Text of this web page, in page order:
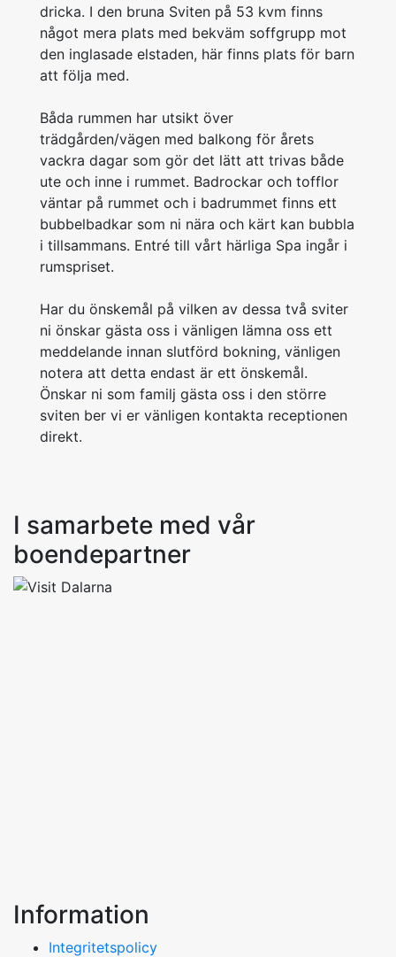
dricka. I den bruna Sviten på 53 kvm finns
något mera plats med bekväm soffgrupp mot
den inglasade elstaden, här finns plats för barn
att följa med.
Båda rummen har utsikt över
trädgården/vägen med balkong för årets
vackra dagar som gör det lätt att trivas både
ute och inne i rummet. Badrockar och tofflor
väntar på rummet och i badrummet finns ett
bubbelbadkar som ni nära och kärt kan bubbla
i tillsammans. Entré till vårt härliga Spa ingår i
rumspriset.
Har du önskemål på vilken av dessa två sviter
ni önskar gästa oss i vänligen lämna oss ett
meddelande innan slutförd bokning, vänligen
notera att detta endast är ett önskemål.
Önskar ni som familj gästa oss i den större
sviten ber vi er vänligen kontakta receptionen
direkt.
I samarbete med vår
boendepartner
Information
Integritetspolicy